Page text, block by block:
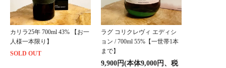
カリラ25年 700ml 43% 【お一
人様一本限り】
SOLD OUT
ラグ コリクレヴィ エディシ
ョン / 700ml 55%【一世帯1本
まで】
9,900円(本体9,000円、税